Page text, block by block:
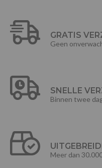
GRATIS
Geen
SNELLE
Binnen twee
Meer dan